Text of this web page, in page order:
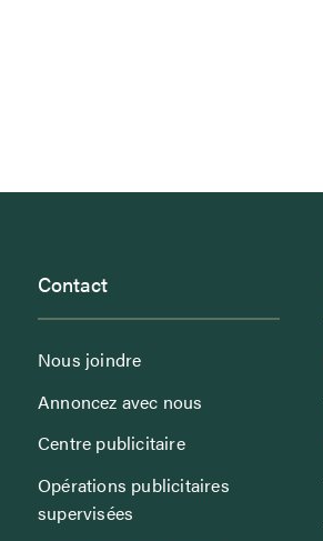
Contact
Nous joindre
Annoncez avec nous
Centre publicitaire
Opérations publicitaires
supervisées